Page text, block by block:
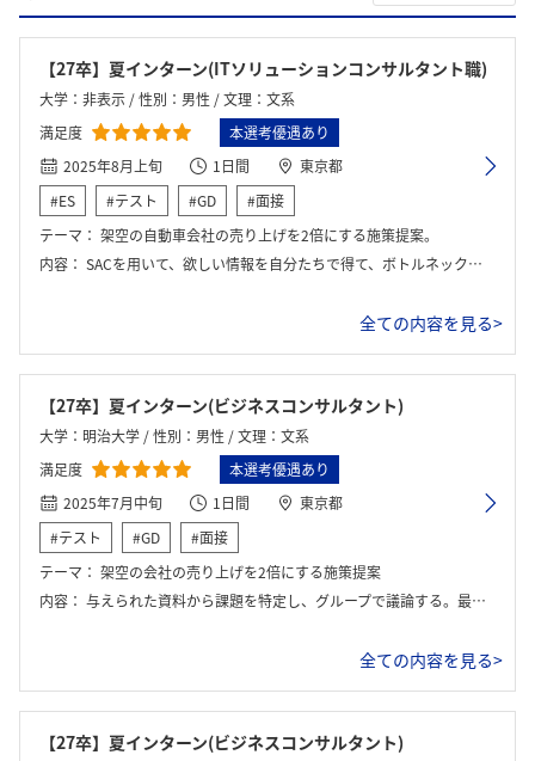
【27卒】夏インターン(ITソリューションコンサルタント職)
大学：非表示 / 性別：男性 / 文理：文系
満足度
本選考優遇あり
2025年8月上旬
1日間
東京都
#ES
#テスト #GD
#面接
テーマ： 架空の自動車会社の売り上げを2倍にする施策提案。
内容： SACを用いて、欲しい情報を自分たちで得て、ボトルネックを特定し、グループで施策を議論した。その後に社員の方にプレゼンする。
全ての内容を見る>
【27卒】夏インターン(ビジネスコンサルタント)
大学：明治大学 / 性別：男性 / 文理：文系
満足度
本選考優遇あり
2025年7月中旬
1日間
東京都
#テスト
#GD
#面接
テーマ： 架空の会社の売り上げを2倍にする施策提案
内容： 与えられた資料から課題を特定し、グループで議論する。最後に社員の方にプレゼンする。
全ての内容を見る>
【27卒】夏インターン(ビジネスコンサルタント)